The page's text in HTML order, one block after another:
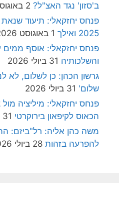
ב'סזון' נגד האצ"ל? 2 באוגוסט 2026
פנחס יחזקאלי: תיעוד שנאת
2025 ואילך
1 באוגוסט 2026
פנחס יחזקאלי: אוסף
והשלכותיה 31 ביולי 2026
גרשון הכהן: כן לשלום, לא
שלום' 31 ביולי 2026
פנחס יחזקאלי: מיליציה
הכאוס לקיפאון בירוקרטי 31 ביולי 2026
משה כהן אליה: רל"ביזם:
להפרעה בזהות 28 ביולי 2026